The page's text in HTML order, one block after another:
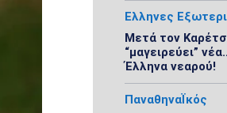
Ελληνες
Μετά τον
“μαγειρεύει”
Έλληνα νεαρού!
ΠαναθηναΪκός